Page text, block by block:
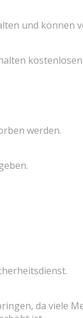
und können
werden.
da viele